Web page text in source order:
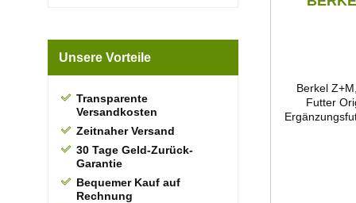
Unsere Vorteile
Transparente
Versandkosten
Zeitnaher Versand
30 Tage Geld-Zurück-
Garantie
Bequemer Kauf auf
Rechnung
Berkel
Futter